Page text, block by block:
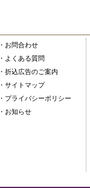
・お問合わせ
・よくある質問
・折込広告のご案内
・サイトマップ
・プライバシーポリシー
・お知らせ